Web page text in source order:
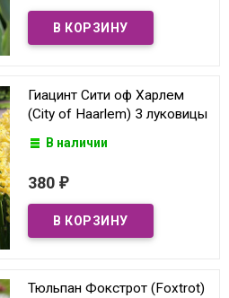
Гиацинт Сити оф Харлем
(City of Haarlem) 3 луковицы
В наличии
380 ₽
Тюльпан Фокстрот (Foxtrot)